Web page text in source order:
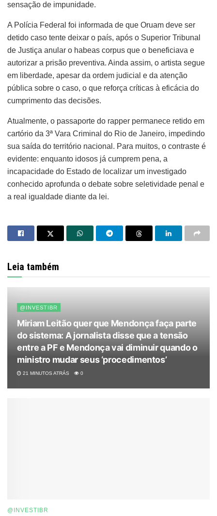
sensação de impunidade.
A Polícia Federal foi informada de que Oruam deve ser
detido caso tente deixar o país, após o Superior Tribunal
de Justiça anular o habeas corpus que o beneficiava e
autorizar a prisão preventiva. Ainda assim, o artista segue
em liberdade, apesar da ordem judicial e da atenção
pública sobre o caso, o que reforça críticas à eficácia do
cumprimento das decisões.
Atualmente, o passaporte do rapper permanece retido em
cartório da 3ª Vara Criminal do Rio de Janeiro, impedindo
sua saída do território nacional. Para muitos, o contraste é
evidente: enquanto idosos já cumprem pena, a
incapacidade do Estado de localizar um investigado
conhecido aprofunda o debate sobre seletividade penal e
a real igualdade diante da lei.
Leia também
@INVESTIBR
Miriam Leitão quer que Mendonça faça parte
do sistema: A jornalista disse que a tensão
entre a PF e Mendonça vai diminuir quando o
ministro mudar seus ‘procedimentos’
21 MINUTOS ATRÁS 0
@INVESTIBR